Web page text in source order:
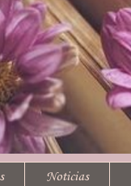
Noticias